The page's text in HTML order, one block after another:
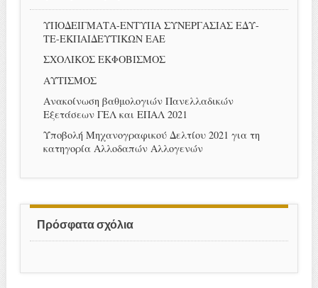
ΥΠΟΔΕΙΓΜΑΤΑ-ΕΝΤΥΠΑ ΣΥΝΕΡΓΑΣΙΑΣ ΕΔΥ-
ΤΕ-ΕΚΠΑΙΔΕΥΤΙΚΩΝ ΕΑΕ
ΣΧΟΛΙΚΟΣ ΕΚΦΟΒΙΣΜΟΣ
ΑΥΤΙΣΜΟΣ
Ανακοίνωση βαθμολογιών Πανελλαδικών
Εξετάσεων ΓΕΛ και ΕΠΑΛ 2021
Υποβολή Μηχανογραφικού Δελτίου 2021 για τη
κατηγορία Αλλοδαπών Αλλογενών
Πρόσφατα σχόλια